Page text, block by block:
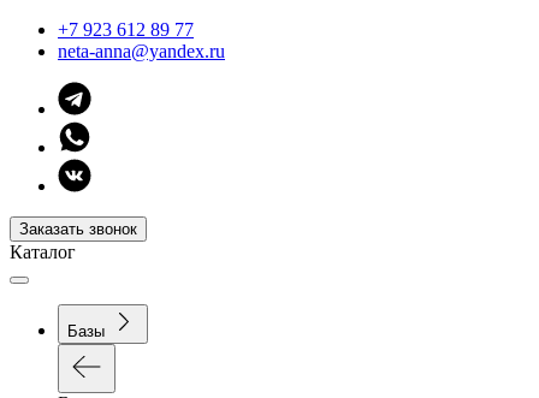
+7 923 612 89 77
neta-anna@yandex.ru
Заказать звонок
Каталог
Базы